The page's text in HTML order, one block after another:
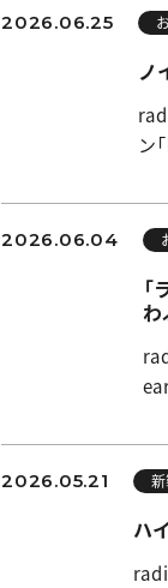
2026.06.25
ノ
ン
2026.06.04
2026.05.21
ハ